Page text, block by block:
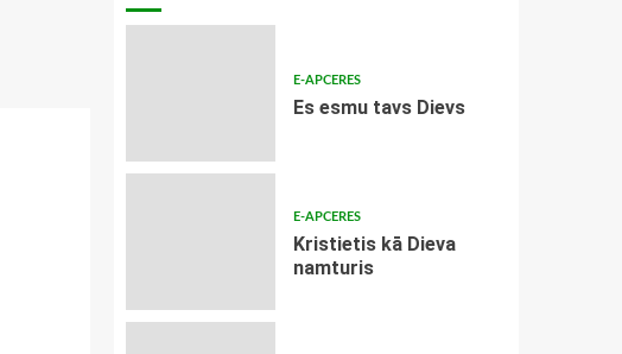
E-APCERES
Es esmu tavs Dievs
E-APCERES
Kristietis kā Dieva
namturis